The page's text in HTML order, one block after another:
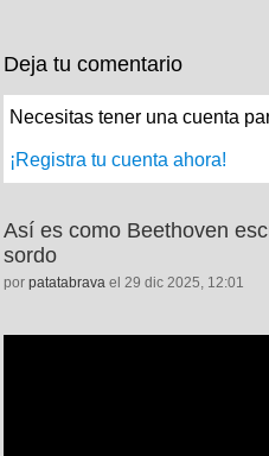
Deja tu comentario
Necesitas tener una cuenta
¡Registra tu cuenta ahora!
Así es como Beethoven
sordo
por patatabrava el 29 dic 2025, 12:01